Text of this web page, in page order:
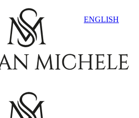
ENGLISH